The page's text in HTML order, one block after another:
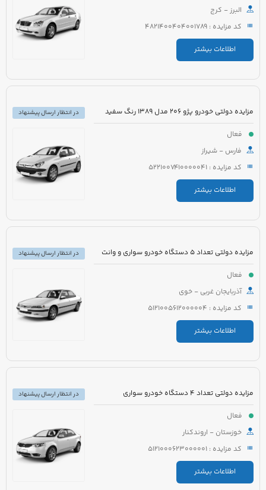
البرز - کرج
کد مزایده : 4821400404001789
اطلاعات بیشتر
مزایده دولتی خودرو پژو 206 مدل 1389 رنگ سفید
فعال
فارس - شیراز
کد مزایده : 5221007410000041
اطلاعات بیشتر
در انتظار ارسال پیشنهاد
مزایده دولتی تعداد 5 دستگاه خودرو سواری و وانت
فعال
آذربایجان غربی - خوی
کد مزایده : 5121005612000004
اطلاعات بیشتر
در انتظار ارسال پیشنهاد
مزایده دولتی تعداد 4 دستگاه خودرو سواری
فعال
خوزستان - اروندکنار
کد مزایده : 5121000623000001
اطلاعات بیشتر
در انتظار ارسال پیشنهاد